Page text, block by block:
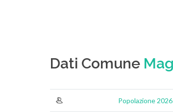
Dati Comune
Popolazione 2026